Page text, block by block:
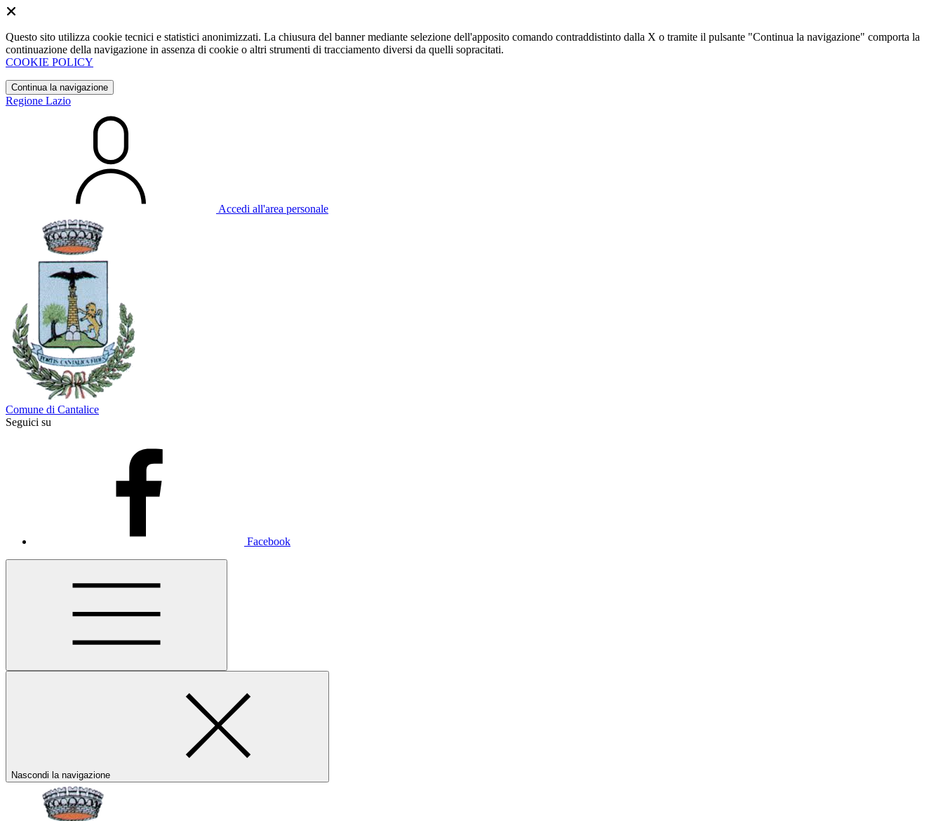
Questo sito utilizza cookie tecnici e statistici anonimizzati. La chiusura del banner mediante selezione dell'apposito comando contraddistinto dalla X o tramite il pulsante "Continua la navigazione" comporta la
continuazione della navigazione in assenza di cookie o altri strumenti di tracciamento diversi da quelli sopracitati.
COOKIE POLICY
Continua la navigazione
Regione Lazio
Accedi all'area personale
Comune di Cantalice
Seguici su
Facebook
Nascondi la navigazione